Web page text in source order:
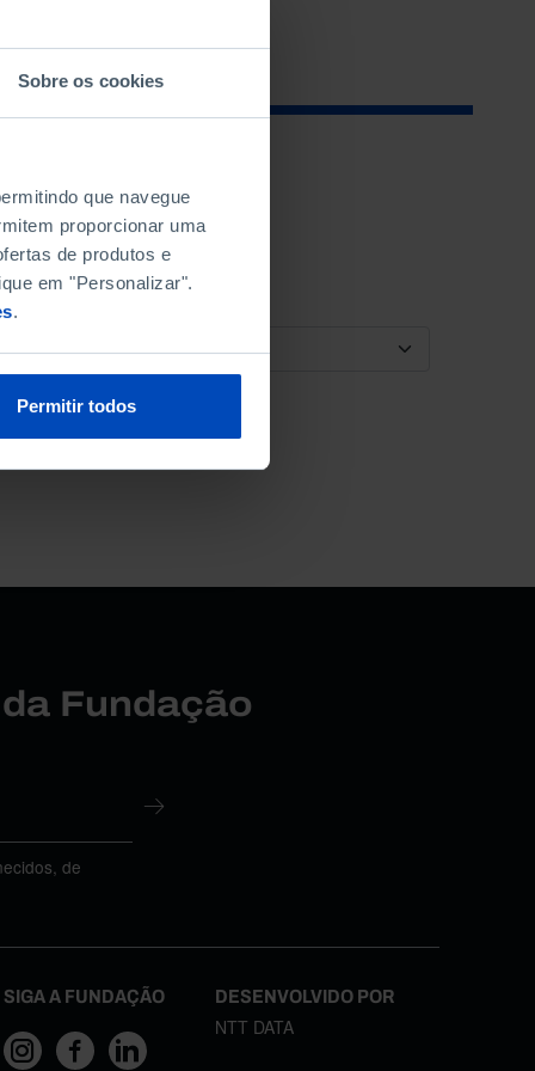
Sobre os cookies
que navegue
proporcionar uma
de produtos e
em "Personalizar".
.
Permitir todos
ORDENAR POR
Fundação
de
SIGA A FUNDAÇÃO DESENVOLVIDO POR
NTT DATA